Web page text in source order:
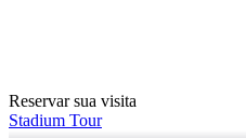
Reservar sua visita
Stadium Tour